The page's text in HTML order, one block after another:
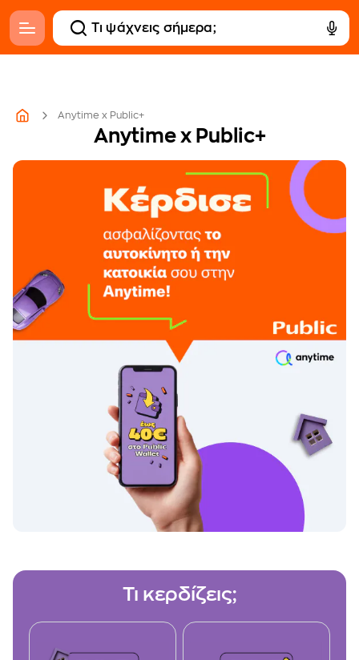
Anytime x Public+
Anytime x Public+
Τι κερδίζεις;